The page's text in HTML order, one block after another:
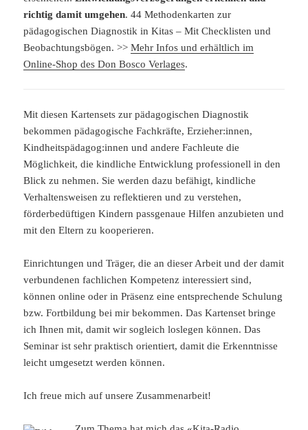
richtig damit umgehen. 44 Methodenkarten zur
pädagogischen Diagnostik in Kitas – Mit Checklisten und
Beobachtungsbögen. >>Mehr Infos und erhältlich im
Online-Shop des Don Bosco Verlages.
Mit diesen Kartensets zur pädagogischen Diagnostik
bekommen pädagogische Fachkräfte, Erzieher:innen,
Kindheitspädagog:innen und andere Fachleute die
Möglichkeit, die kindliche Entwicklung professionell in den
Blick zu nehmen. Sie werden dazu befähigt, kindliche
Verhaltensweisen zu reflektieren und zu verstehen,
förderbedüftigen Kindern passgenaue Hilfen anzubieten und
mit den Eltern zu kooperieren.
Einrichtungen und Träger, die an dieser Arbeit und der damit
verbundenen fachlichen Kompetenz interessiert sind,
können online oder in Präsenz eine entsprechende Schulung
bzw. Fortbildung bei mir bekommen. Das Kartenset bringe
ich Ihnen mit, damit wir sogleich loslegen können. Das
Seminar ist sehr praktisch orientiert, damit die Erkenntnisse
leicht umgesetzt werden können.
Ich freue mich auf unsere Zusammenarbeit!